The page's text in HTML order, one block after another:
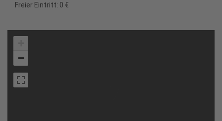
Freier Eintritt: 0 €
−